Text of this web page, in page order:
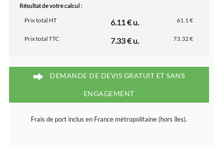
Résultat de votre calcul :
Prix total HT
6.11 € u. 61.1 €
Prix total TTC 7.33 € u. 73.32 €
DEMANDE DE DEVIS GRATUIT ET SANS
ENGAGEMENT
Frais de port inclus en France métropolitaine (hors îles).